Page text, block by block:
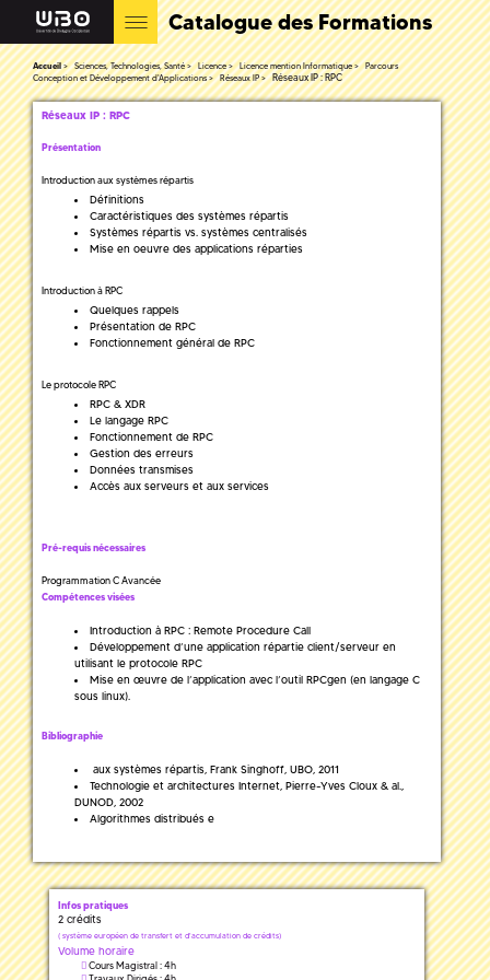
Catalogue des Formations
Accueil Sciences, Technologies, Santé Licence Licence mention Informatique
Parcours
Conception et Développement d'Applications
Réseaux IP Réseaux IP : RPC
Réseaux IP : RPC
Présentation
Introduction aux systèmes répartis
Définitions
Caractéristiques des systèmes répartis
Systèmes répartis vs. systèmes centralisés
Mise en oeuvre des applications réparties
Introduction à RPC
Quelques rappels
Présentation de RPC
Fonctionnement général de RPC
Le protocole RPC
RPC & XDR
Le langage RPC
Fonctionnement de RPC
Gestion des erreurs
Données transmises
Accès aux serveurs et aux services
Pré-requis nécessaires
Programmation C Avancée
Compétences visées
Introduction à RPC : Remote Procedure Call
Développement d’une application répartie client/serveur en
utilisant le protocole RPC
Mise en œuvre de l’application avec l’outil RPCgen (en langage C
sous linux).
Bibliographie
aux systèmes répartis, Frank Singhoff, UBO, 2011
Technologie et architectures Internet, Pierre-Yves Cloux & al.,
DUNOD, 2002
Algorithmes distribués e
Infos pratiques
2 crédits
( système européen de transfert et d'accumulation de crédits)
Volume horaire
Cours Magistral : 4h